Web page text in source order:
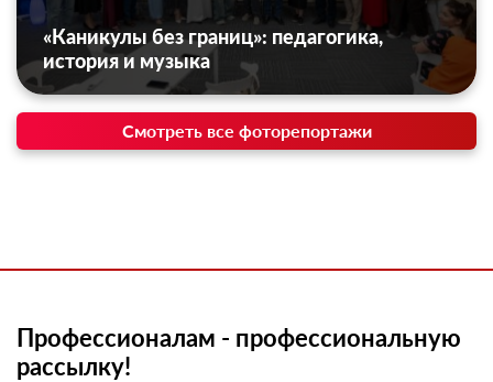
«Каникулы без границ»: педагогика,
история и музыка
Смотреть все фоторепортажи
Профессионалам - профессиональную
рассылку!